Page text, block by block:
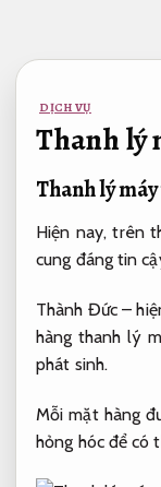
DỊCH VỤ
Thanh lý
Thanh lý
Hiện nay, trên
cung đáng tin
Thành Đức –
hàng thanh lý
phát sinh.
Mỗi mặt hàng
hỏng hóc để có